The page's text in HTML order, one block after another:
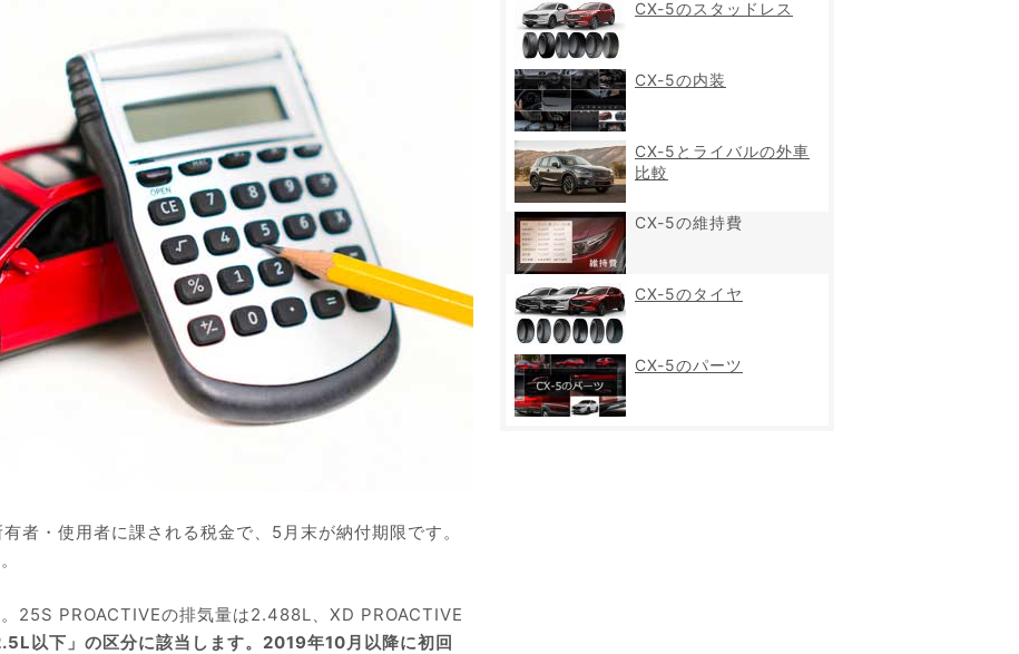
者・使用者に課される税金で、5月末が納付期限です。
25S PROACTIVEの排気量は2.488L、XD PROACTIVE
以下」の区分に該当します。2019年10月以降に初回
CX-5のスタッドレス
CX-5の内装
CX-5とライバルの外車
比較
CX-5の維持費
CX-5のタイヤ
CX-5のパーツ